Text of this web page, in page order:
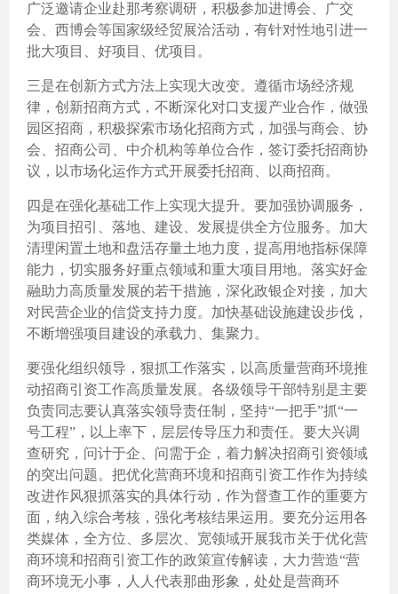
广泛邀请企业赴那考察调研，积极参加进博会、广交
会、西博会等国家级经贸展洽活动，有针对性地引进一
批大项目、好项目、优项目。
三是在创新方式方法上实现大改变。遵循市场经济规
律，创新招商方式，不断深化对口支援产业合作，做强
园区招商，积极探索市场化招商方式，加强与商会、协
会、招商公司、中介机构等单位合作，签订委托招商协
议，以市场化运作方式开展委托招商、以商招商。
四是在强化基础工作上实现大提升。要加强协调服务，
为项目招引、落地、建设、发展提供全方位服务。加大
清理闲置土地和盘活存量土地力度，提高用地指标保障
能力，切实服务好重点领域和重大项目用地。落实好金
融助力高质量发展的若干措施，深化政银企对接，加大
对民营企业的信贷支持力度。加快基础设施建设步伐，
不断增强项目建设的承载力、集聚力。
要强化组织领导，狠抓工作落实，以高质量营商环境推
动招商引资工作高质量发展。各级领导干部特别是主要
负责同志要认真落实领导责任制，坚持“一把手”抓“一
号工程”，以上率下，层层传导压力和责任。要大兴调
查研究，问计于企、问需于企，着力解决招商引资领域
的突出问题。把优化营商环境和招商引资工作作为持续
改进作风狠抓落实的具体行动，作为督查工作的重要方
面，纳入综合考核，强化考核结果运用。要充分运用各
类媒体，全方位、多层次、宽领域开展我市关于优化营
商环境和招商引资工作的政策宣传解读，大力营造“营
商环境无小事，人人代表那曲形象，处处是营商环